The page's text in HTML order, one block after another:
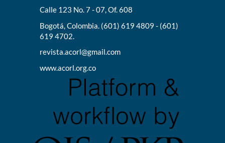
Calle 123 No. 7 - 07, Of. 608
Bogotá, Colombia. (601) 619 4809 - (601)
619 4702.
revista.acorl@gmail.com
www.acorl.org.co